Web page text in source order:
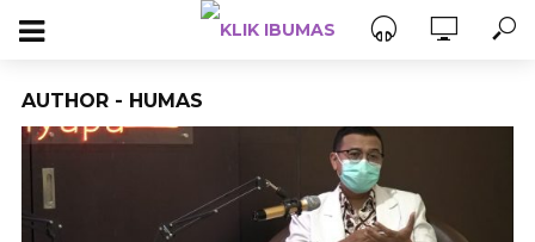
AUTHOR - HUMAS